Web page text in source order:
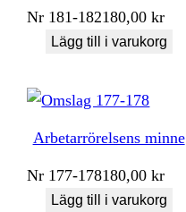
Nr 181-182180,00kr
Lägg till i varukorg
Arbetarrörelsens minne
Nr 177-178180,00kr
Lägg till i varukorg